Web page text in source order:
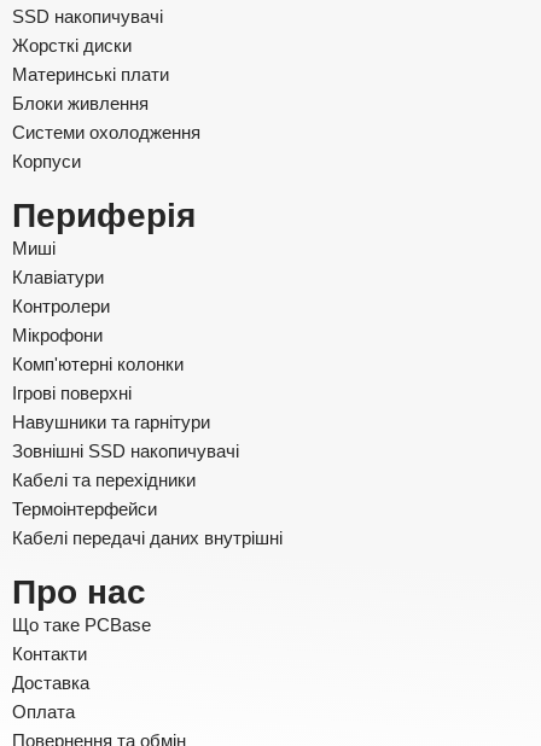
SSD накопичувачі
Жорсткі диски
Материнські плати
Блоки живлення
Системи охолодження
Корпуси
Периферія
Миші
Клавіатури
Контролери
Мікрофони
Комп'ютерні колонки
Ігрові поверхні
Навушники та гарнітури
Зовнішні SSD накопичувачі
Кабелі та перехідники
Термоінтерфейси
Кабелі передачі даних внутрішні
Про нас
Що таке PCBase
Контакти
Доставка
Оплата
Повернення та обмін